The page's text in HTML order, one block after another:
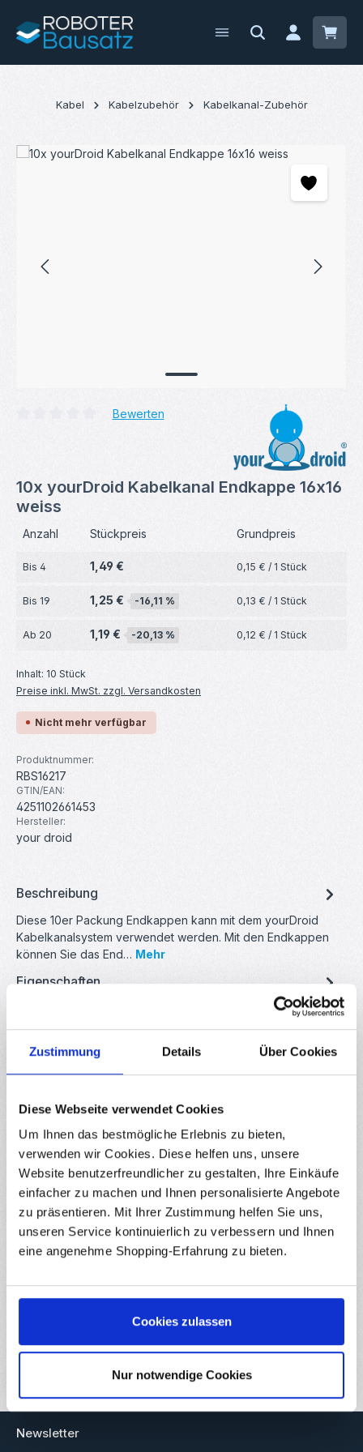
Zustimmung Details Über Cookies
Diese Webseite verwendet Cookies
Um Ihnen das bestmögliche Erlebnis zu bieten,
verwenden wir Cookies. Diese helfen uns, unsere
Website benutzerfreundlicher zu gestalten, Ihre Einkäufe
einfacher zu machen und Ihnen personalisierte Angebote
zu präsentieren. Mit Ihrer Zustimmung helfen Sie uns,
unseren Service kontinuierlich zu verbessern und Ihnen
eine angenehme Shopping-Erfahrung zu bieten.
Cookies zulassen
Nur notwendige Cookies
Zum Hauptinhalt springen
Kabel Kabelzubehör Kabelkanal-Zubehör
Bildergalerie überspringen
Durchschnittliche Bewertung von 0 von 5 Sternen
Bewerten
10x yourDroid Kabelkanal Endkappe 16x16
weiss
Anzahl Stückpreis Grundpreis
Bis 4 1,49 € 0,15 € / 1 Stück
Bis 19 1,25 € -16,11 % 0,13 € / 1 Stück
Ab 20 1,19 € -20,13 % 0,12 € / 1 Stück
Inhalt: 10 Stück
Preise inkl. MwSt. zzgl. Versandkosten
Nicht mehr verfügbar
Produktnummer:
RBS16217
GTIN/EAN:
4251102661453
Hersteller:
your droid
Beschreibung
Diese 10er Packung Endkappen kann mit dem yourDroid
Kabelkanalsystem verwendet werden. Mit den Endkappen
können Sie das End… Mehr
Eigenschaften
Downloads
Bewertungen
Produktgalerie überspringen
Zubehör
Durchschnittliche Bewertung von 5 von 5
(3)
1m yourDroid Kabelkanal - 16x16 mm weiss -
RBS16199
1m Hochwertiger Kabelkanal mit Klebefläche - Einfach zu
installieren und universell einsetzbar Dieses Set enthält einen
und einer Größe von 16x16 mm. In elegantem Weiß gehalten,
und sicher zu verlegen. Die selbstklebende Rückseite ermöglicht
ordentliche Verkabelungslösung, die sich nahtlos in Ihre
Ab0,69 €
Newsletter